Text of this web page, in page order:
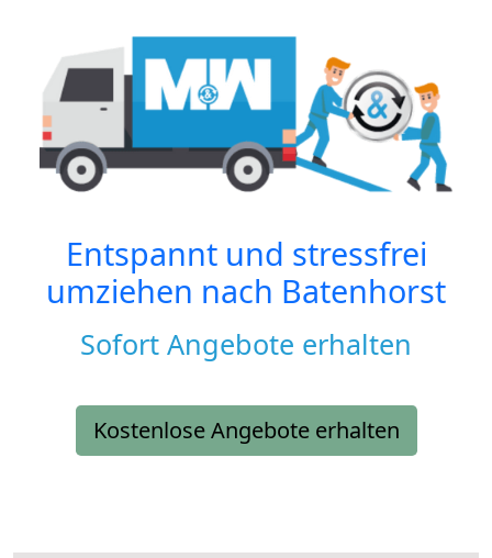
Entspannt und stressfrei
umziehen nach Batenhorst
Sofort Angebote erhalten
Kostenlose Angebote erhalten